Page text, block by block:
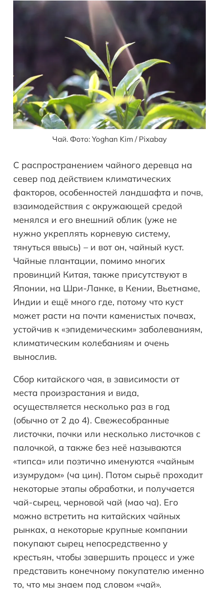
Чай. Фото: Yoghan Kim / Pixabay
С распространением чайного деревца на
север под действием климатических
факторов, особенностей ландшафта и почв,
взаимодействия с окружающей средой
менялся и его внешний облик (уже не
нужно укреплять корневую систему,
тянуться ввысь) – и вот он, чайный куст.
Чайные плантации, помимо многих
провинций Китая, также присутствуют в
Японии, на Шри-Ланке, в Кении, Вьетнаме,
Индии и ещё много где, потому что куст
может расти на почти каменистых почвах,
устойчив к «эпидемическим» заболеваниям,
климатическим колебаниям и очень
вынослив.
Сбор китайского чая, в зависимости от
места произрастания и вида,
осуществляется несколько раз в год
(обычно от 2 до 4). Свежесобранные
листочки, почки или несколько листочков с
палочкой, а также без неё называются
«типса» или поэтично именуются «чайным
изумрудом» (ча цин). Потом сырьё проходит
некоторые этапы обработки, и получается
чай-сырец, черновой чай (мао ча). Его
можно встретить на китайских чайных
рынках, а некоторые крупные компании
покупают сырец непосредственно у
крестьян, чтобы завершить процесс и уже
представить конечному покупателю именно
то, что мы знаем под словом «чай».